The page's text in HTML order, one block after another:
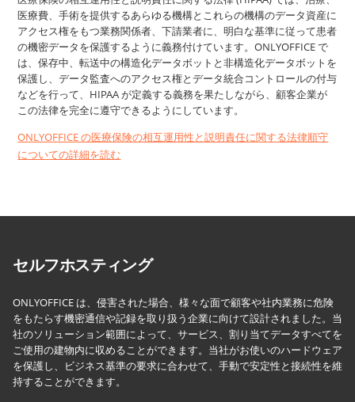
医療費、手術を提供するあらゆる機構とこれらの機構のデータ資産に
アクセス権をもつ業務関係者、下請業者に、明白な基準に従って患者
の機密データを保護するように義務付けています。ONLYOFFICE で
は、保存中、転送中の構造化データボットと非構造化データボットを
保護し、データ監査へのアクセス権とデータ統合コントロールの付与
などを行って、HIPAA が定義する義務を果たしながら、顧客企業が
この法律を完全に遵守できるようにしています。
ONLYOFFICE の医療保険の相互運用性と説明責任に関する法律順守
についての詳細を読む
セルフホスティング
ONLYOFFICE は、侵害された場合、様々な面で顧客や社内業務に危険
をもたらす機密通信や記録を取り扱う企業に向けて設計されました。当
社のソリューション範囲によって、サービス、割り当てデータすべてを
ご使用の建物内に収めることができます。当社がお使いのハードウェア
を保護し、ビジネス基準の要求に合わせて、手動で安定性と接続性を維
持することができます。